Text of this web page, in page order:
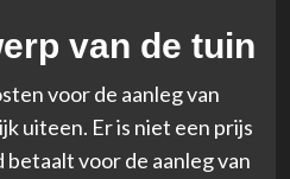
van de tuin
voor de aanleg van
uiteen. Er is niet een prijs
voor de aanleg van